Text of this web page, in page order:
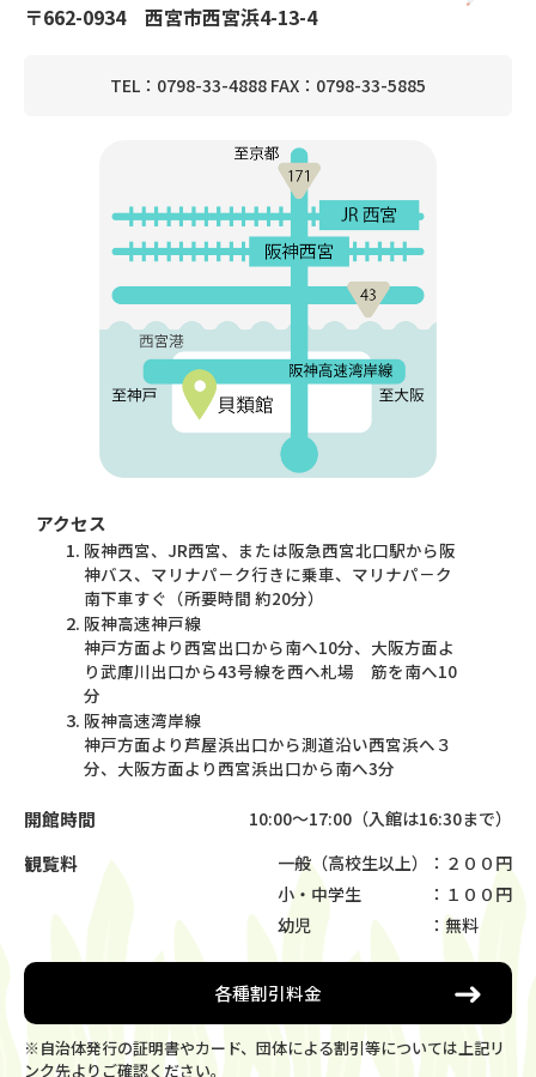
〒662-0934 西宮市西宮浜4-13-4
TEL：0798-33-4888 FAX：0798-33-5885
アクセス
阪神西宮、JR西宮、または阪急西宮北口駅から阪
神バス、マリナパ－ク行きに乗車、マリナパ－ク
南下車すぐ（所要時間 約20分）
阪神高速神戸線
神戸方面より西宮出口から南へ10分、大阪方面よ
り武庫川出口から43号線を西へ札場 筋を南へ10
分
阪神高速湾岸線
神戸方面より芦屋浜出口から測道沿い西宮浜へ３
分、大阪方面より西宮浜出口から南へ3分
開館時間 10:00～17:00（入館は16:30まで）
観覧料 一般（高校生以上）
：２００円
小・中学生
：１００円
幼児
：無料
各種割引料金
※自治体発行の証明書やカード、団体による割引等については上記リ
ンク先よりご確認ください。